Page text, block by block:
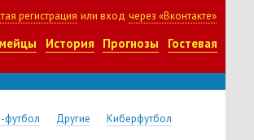
регистрация или вход через «Вконтакте»
История Прогнозы Гостевая
футбол Другие Киберфутбол